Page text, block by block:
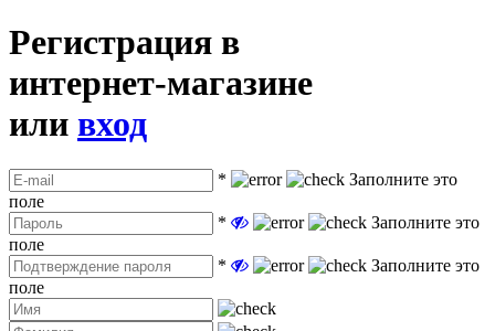
Регистрация в
интернет-магазине
или вход
*
Заполните это
поле
*
Заполните это
поле
*
Заполните это
поле